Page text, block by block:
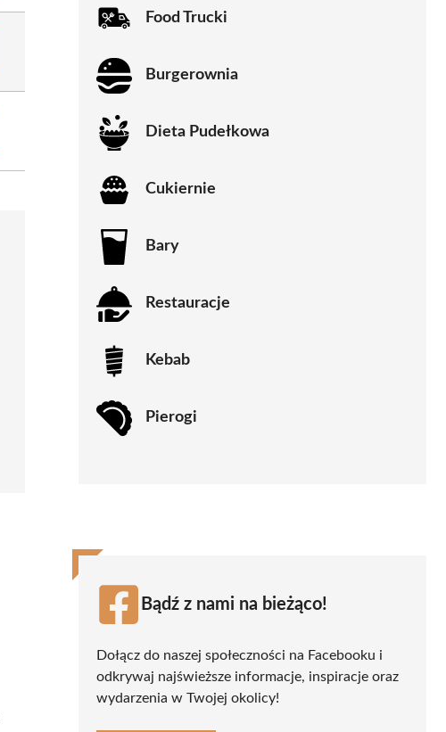
Food Trucki
Burgerownia
Dieta Pudełkowa
Cukiernie
Bary
Restauracje
Kebab
Pierogi
Bądź z nami na bieżąco!
Dołącz do naszej społeczności na Facebooku i
odkrywaj najświeższe informacje, inspiracje oraz
wydarzenia w Twojej okolicy!